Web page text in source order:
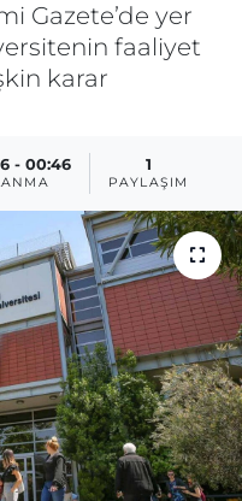
Gazete’de yer
faaliyet
karar
- 00:46 1
PAYLAŞIM